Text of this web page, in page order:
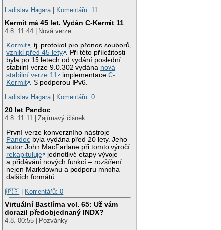
Ladislav Hagara | Komentářů: 11
Kermit má 45 let. Vydán C-Kermit 11
4.8. 11:44 | Nová verze
Kermit , tj. protokol pro přenos souborů,
vznikl před 45 lety . Při této příležitosti
byla po 15 letech od vydání poslední
stabilní verze 9.0.302 vydána nová
stabilní verze 11
implementaceC-
Kermit . S podporou IPv6.
Ladislav Hagara | Komentářů: 0
20 let Pandoc
4.8. 11:11 | Zajímavý článek
První verze konverzního nástroje
Pandoc byla vydána před 20 lety. Jeho
autor John MacFarlane při tomto výročí
rekapituluje
jednotlivé etapy vývoje
a přidávání nových funkcí – rozšíření
nejen Markdownu a podporu mnoha
dalších formátů.
|🇵🇸 | Komentářů: 0
Virtuální Bastlírna vol. 65: Už vám
dorazil předobjednaný INDX?
4.8. 00:55 | Pozvánky